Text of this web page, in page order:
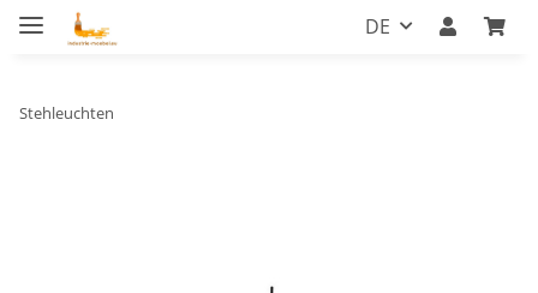
DE
Stehleuchten